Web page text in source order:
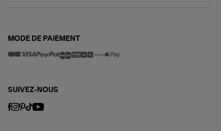
MODE DE PAIEMENT
SUIVEZ-NOUS